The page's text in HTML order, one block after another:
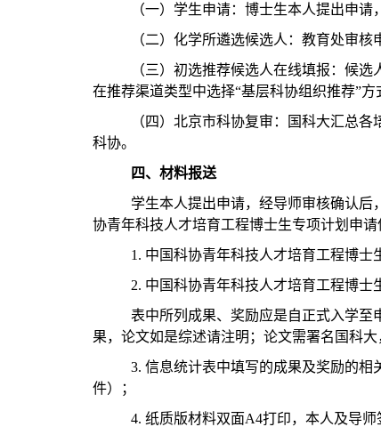
（一）学生申请：博士生本人提出申
（二）化学所遴选候选人：教育处审
（三）初选推荐候选人在线填报：候
在推荐渠道类型中选择“基层科协组织推荐”方
（四）北京市科协复审：国科大汇总
科协。
四、材料报送
学生本人提出申请，经导师审核确认后
协青年科技人才培育工程博士生专项计划申
1. 中国科协青年科技人才培育工程博士
2. 中国科协青年科技人才培育工程博士
表中所列成果、奖励应是自正式入学
果，论文如是综述请注明；论文需署名国科
3. 信息统计表中填写的成果及奖励的相
件）；
4. 纸质版材料双面A4打印，本人及导师